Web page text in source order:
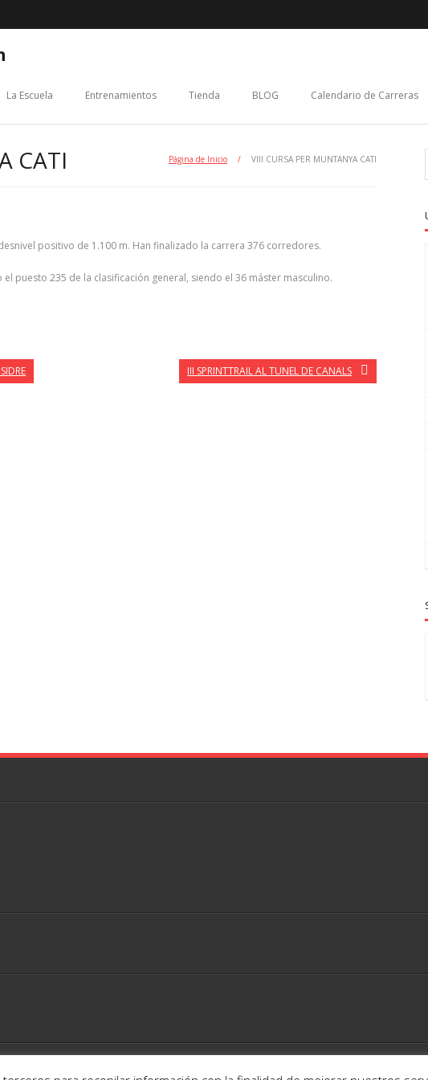
La Escuela Entrenamientos Tienda BLOG Calendario de Carreras
CATI Página de Inicio / VIII CURSA PER MUNTANYA CATI
positivo de 1.100 m. Han finalizado la carrera 376 corredores.
puesto 235 de la clasificación general, siendo el 36 máster masculino.
III SPRINTTRAIL AL TUNEL DE CANALS